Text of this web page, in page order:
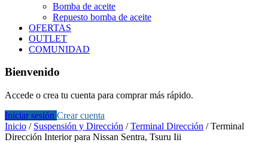
Bomba de aceite
Repuesto bomba de aceite
OFERTAS
OUTLET
COMUNIDAD
Bienvenido
Accede o crea tu cuenta para comprar más rápido.
Iniciar sesión Crear cuenta
Inicio / Suspensión y Dirección /Terminal Dirección /Terminal
Dirección Interior para Nissan Sentra, Tsuru Iii